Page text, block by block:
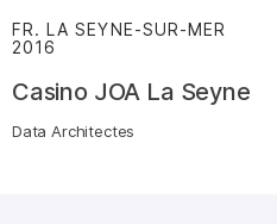
FR. LA SEYNE-SUR-MER
2016
Casino JOA La Seyne
Data Architectes